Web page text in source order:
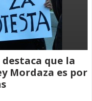
que la
Mordaza es por